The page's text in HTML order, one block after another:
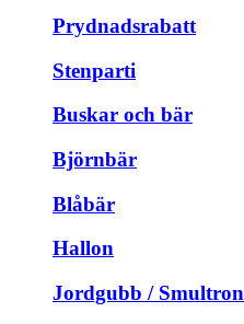
Prydnadsrabatt
Stenparti
Buskar och bär
Björnbär
Blåbär
Hallon
Jordgubb / Smultron